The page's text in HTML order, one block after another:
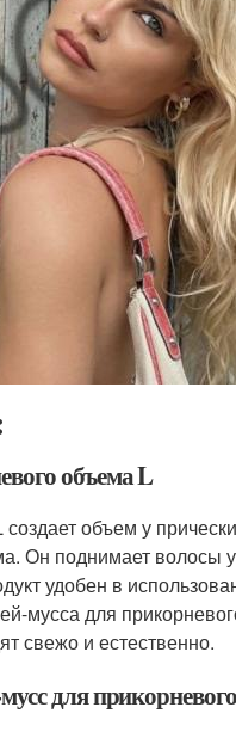
объема L
объем у
Он поднимает волосы
удобен в
мусса для
свежо и естественно.
для